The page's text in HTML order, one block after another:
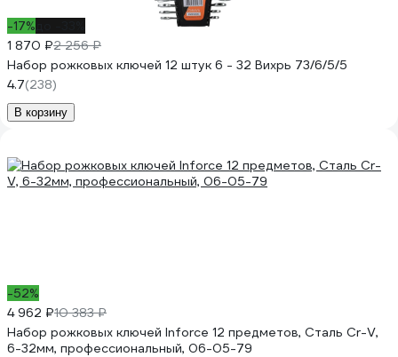
-17%
1 870 ₽2 256 ₽
Набор рожковых ключей 12 штук 6 - 32 Вихрь 73/6/5/5
4.7(238)
В корзину
-52%
4 962 ₽10 383 ₽
Набор рожковых ключей Inforce 12 предметов, Сталь Cr-V,
6-32мм, профессиональный, 06-05-79